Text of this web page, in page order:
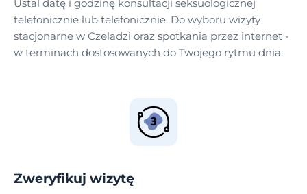
Ustal datę i godzinę konsultacji seksuologicznej
telefonicznie lub telefonicznie. Do wyboru wizyty
stacjonarne w Czeladzi oraz spotkania przez internet -
w terminach dostosowanych do Twojego rytmu dnia.
Zweryfikuj wizytę